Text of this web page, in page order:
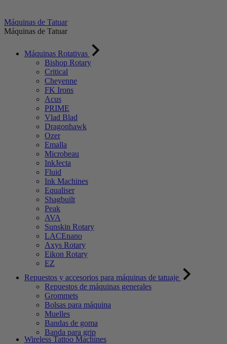
Máquinas de Tatuar
Máquinas de Tatuar
Máquinas Rotativas
Bishop Rotary
Critical
Cheyenne
FK Irons
Acus
PRIME
Vlad Blad
Dragonhawk
Ozer
Emalla
Microbeau
InkJecta
Fluid
Ink Machines
Equaliser
Shagbuilt
Peak
AVA
Sunskin Rotary
LACEnano
Axys Rotary
Eikon Rotary
EZ
Repuestos y accesorios para máquinas de tatuaje
Repuestos de máquinas generales
Grommets
Bolsas para máquina
Muelles
Bandas de goma
Banda para grip
Wireless Tattoo Machines